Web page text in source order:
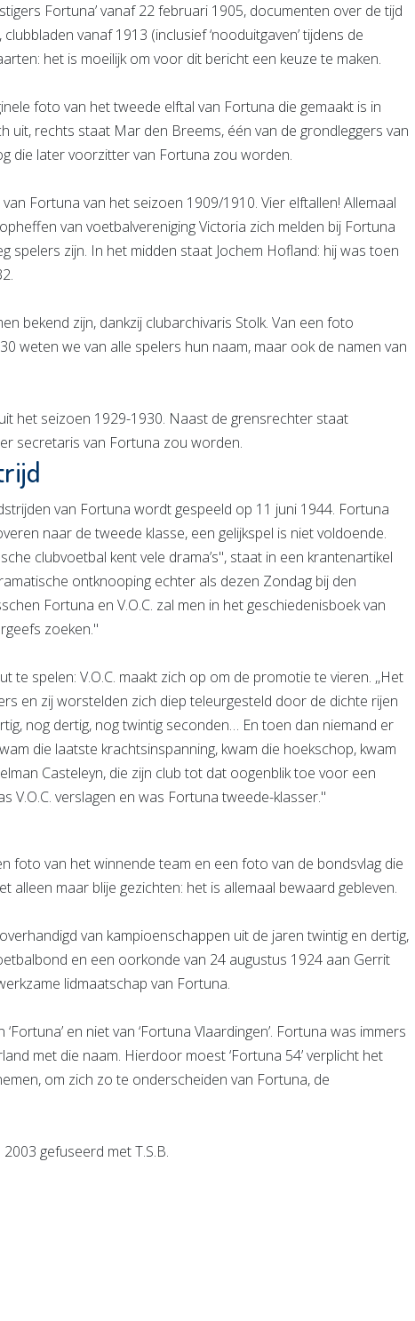
Fortuna’ vanaf 22 februari 1905, documenten over de tijd
vanaf 1913 (inclusief ‘nooduitgaven’ tijdens de
het is moeilijk om voor dit bericht een keuze te maken.
foto van het tweede elftal van Fortuna die gemaakt is in
uit, rechts staat Mar den Breems, één van de grondleggers van
die later voorzitter van Fortuna zou worden.
Fortuna van het seizoen 1909/1910. Vier elftallen! Allemaal
van voetbalvereniging Victoria zich melden bij Fortuna
spelers zijn. In het midden staat Jochem Hofland: hij was toen
bekend zijn, dankzij clubarchivaris Stolk. Van een foto
weten we van alle spelers hun naam, maar ook de namen van
het seizoen 1929-1930. Naast de grensrechter staat
secretaris van Fortuna zou worden.
van Fortuna wordt gespeeld op 11 juni 1944. Fortuna
naar de tweede klasse, een gelijkspel is niet voldoende.
clubvoetbal kent vele drama’s'', staat in een krantenartikel
ontknooping echter als dezen Zondag bij den
Fortuna en V.O.C. zal men in het geschiedenisboek van
zoeken.''
te spelen: V.O.C. maakt zich op om de promotie te vieren. ,,Het
en zij worstelden zich diep teleurgesteld door de dichte rijen
nog dertig, nog twintig seconden… En toen dan niemand er
die laatste krachtsinspanning, kwam die hoekschop, kwam
Casteleyn, die zijn club tot dat oogenblik toe voor een
V.O.C. verslagen en was Fortuna tweede-klasser.''
foto van het winnende team en een foto van de bondsvlag die
alleen maar blije gezichten: het is allemaal bewaard gebleven.
van kampioenschappen uit de jaren twintig en dertig,
en een oorkonde van 24 augustus 1924 aan Gerrit
lidmaatschap van Fortuna.
en niet van ‘Fortuna Vlaardingen’. Fortuna was immers
met die naam. Hierdoor moest ‘Fortuna 54’ verplicht het
om zich zo te onderscheiden van Fortuna, de
gefuseerd met T.S.B.